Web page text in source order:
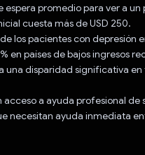
espera promedio para ver a un
cuesta más de USD 250.
los pacientes con depresión
en países de bajos ingresos
una disparidad significativa
acceso a ayuda profesional de
necesitan ayuda inmediata